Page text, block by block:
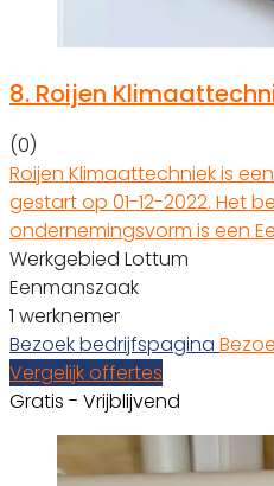
8. Roijen
(0)
Roijen Klimaattechniek is
gestart op 01-12-2022. Het
ondernemingsvorm is een
Werkgebied Lottum
Eenmanszaak
1 werknemer
Bezoek bedrijfspagina
Vergelijk offertes
Gratis - Vrijblijvend